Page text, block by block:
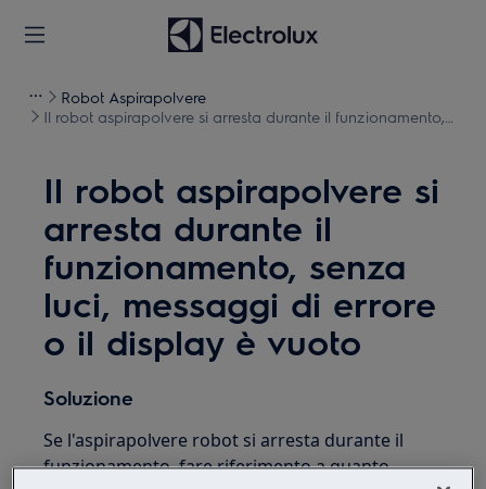
Robot Aspirapolvere
Il robot aspirapolvere si arresta durante il funzionamento,
Il robot aspirapolvere si
arresta durante il
funzionamento, senza
luci, messaggi di errore
o il display è vuoto
Soluzione
Se l'aspirapolvere robot si arresta durante il
funzionamento, fare riferimento a quanto